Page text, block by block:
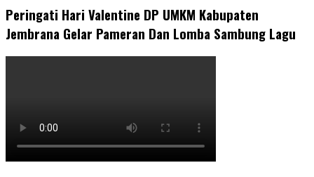
Peringati Hari Valentine DP UMKM Kabupaten
Jembrana Gelar Pameran Dan Lomba Sambung Lagu